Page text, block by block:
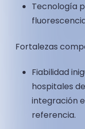
Tecnología
Fortalezas
Fiabilidad
hospitales
integración
referencia.